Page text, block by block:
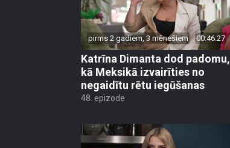
pirms 2 gadiem, 3 mēnešiem 00:46:27
Katrīna Dimanta dod padomu,
kā Meksikā izvairīties no
negaidītu rētu iegūšanas
48. epizode